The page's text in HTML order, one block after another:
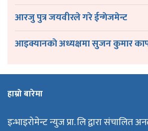
आरजु पुत्र जयवीरले गरे ईन्गेजमेन्ट
आइक्यानकाे अध्यक्षमा सुजन कुमार
हाम्रो बारेमा
इन्भाइरोमेन्ट न्युज प्रा. लि द्वारा संचालित